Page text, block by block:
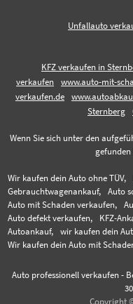
Unfallauto
KFZ verkaufen in
verkaufen
www.auto-mit-
verkaufen.de
Sternberg
Wenn Sie sich unter den
Wir kaufen dein Auto ohne TÜV,
Gebrauchtwagenankauf,
Auto
Auto mit Schaden verkaufen,
Auto defekt verkaufen,
KFZ-
Autoankauf,
wir kaufen dein
Wir kaufen dein Auto mit
Auto professionell verkaufen-
Copyright